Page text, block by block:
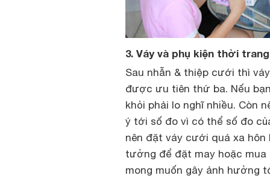
3. Váy và phụ kiện thời
Sau nhẫn & thiệp cưới thì
được ưu tiên thứ ba. Nếu
khỏi phải lo nghĩ nhiều. Còn
ý tới số đo vì có thể số đo
nên đặt váy cưới quá xa hôn
tưởng để đặt may hoặc
mong muốn gây ảnh hưởng